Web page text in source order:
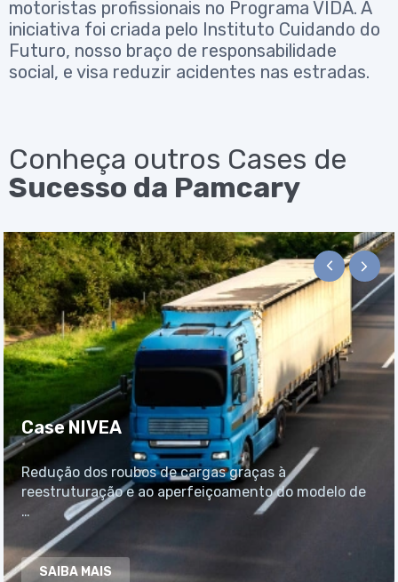
motoristas profissionais no Programa VIDA. A
iniciativa foi criada pelo Instituto Cuidando do
Futuro, nosso braço de responsabilidade
social, e visa reduzir acidentes nas estradas.
Conheça outros Cases de
Sucesso da Pamcary
Case NIVEA
Redução dos roubos de cargas graças à
reestruturação e ao aperfeiçoamento do modelo de
…
SAIBA MAIS